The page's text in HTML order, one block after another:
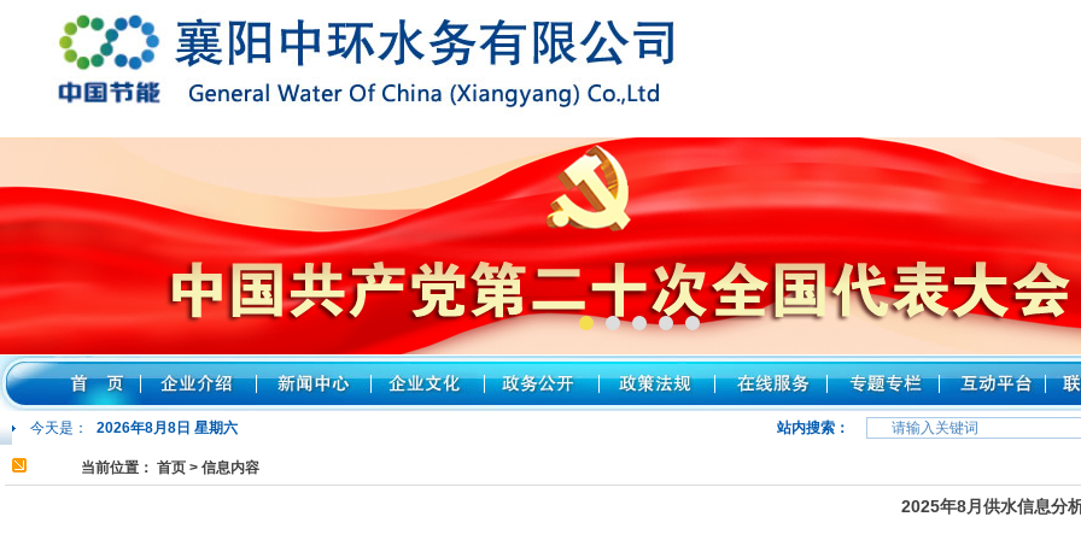
今天是： 2026年8月8日 星期六 站内搜索：
当前位置： 首页 > 信息内容
2025年8月供水信息分